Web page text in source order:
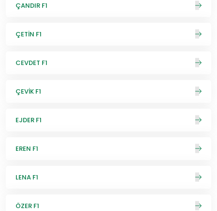
ÇANDIR F1
ÇETİN F1
CEVDET F1
ÇEVİK F1
EJDER F1
EREN F1
LENA F1
ÖZER F1